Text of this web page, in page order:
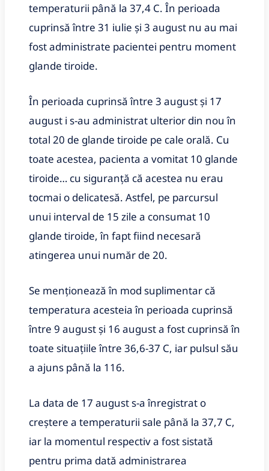
temperaturii până la 37,4 C. În perioada
cuprinsă între 31 iulie şi 3 august nu au mai
fost administrate pacientei pentru moment
glande tiroide.
În perioada cuprinsă între 3 august şi 17
august i s-au administrat ulterior din nou în
total 20 de glande tiroide pe cale orală. Cu
toate acestea, pacienta a vomitat 10 glande
tiroide… cu siguranţă că acestea nu erau
tocmai o delicatesă. Astfel, pe parcursul
unui interval de 15 zile a consumat 10
glande tiroide, în fapt fiind necesară
atingerea unui număr de 20.
Se menţionează în mod suplimentar că
temperatura acesteia în perioada cuprinsă
între 9 august şi 16 august a fost cuprinsă în
toate situaţiile între 36,6-37 C, iar pulsul său
a ajuns până la 116.
La data de 17 august s-a înregistrat o
creştere a temperaturii sale până la 37,7 C,
iar la momentul respectiv a fost sistată
pentru prima dată administrarea